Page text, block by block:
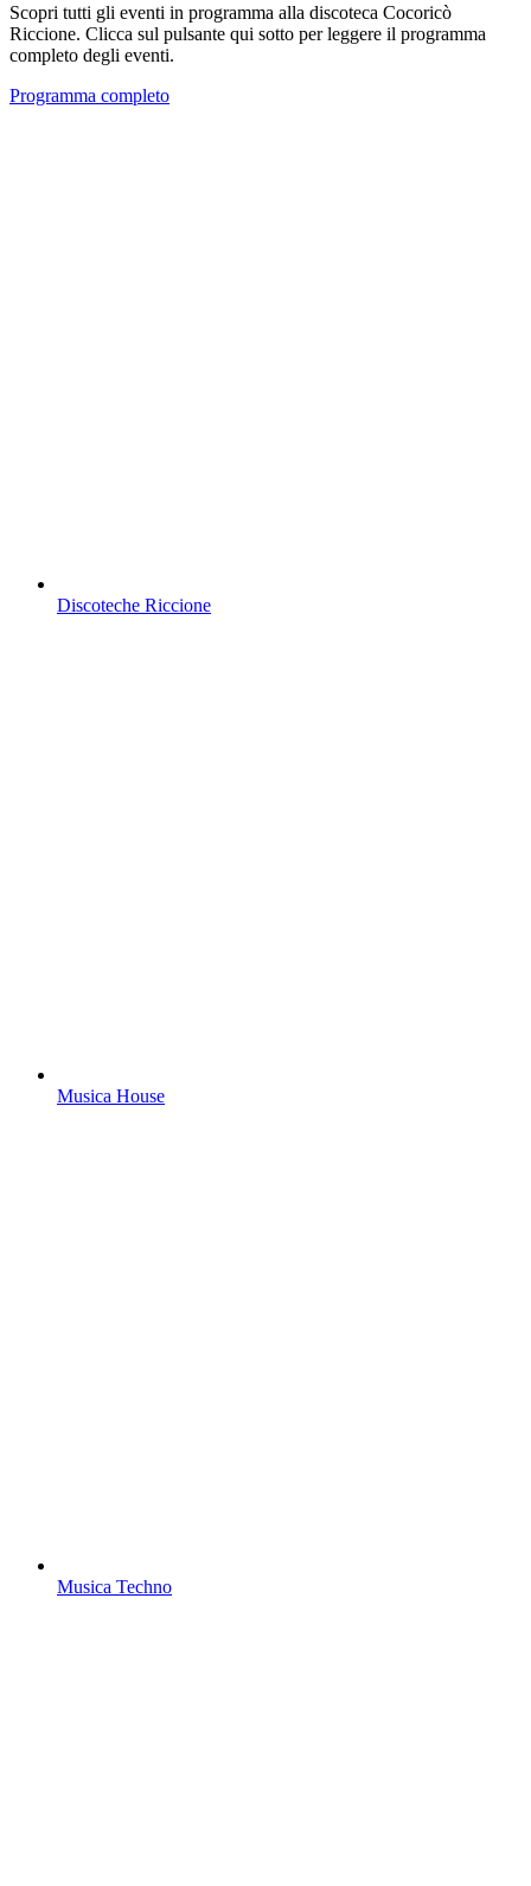
Scopri tutti gli eventi in programma alla discoteca Cocoricò
Riccione. Clicca sul pulsante qui sotto per leggere il programma
completo degli eventi.
Programma completo
Discoteche Riccione
Musica House
Musica Techno